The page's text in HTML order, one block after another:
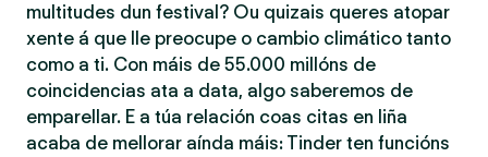
multitudes dun festival? Ou quizais queres atopar
xente á que lle preocupe o cambio climático tanto
como a ti. Con máis de 55.000 millóns de
coincidencias ata a data, algo saberemos de
emparellar. E a túa relación coas citas en liña
acaba de mellorar aínda máis: Tinder ten funcións